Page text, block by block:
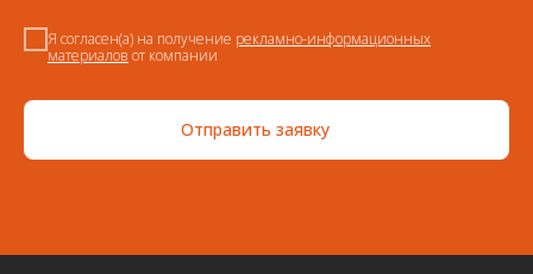
Я согласен(а) на получение рекламно-информационных
материалов от компании
Отправить заявку